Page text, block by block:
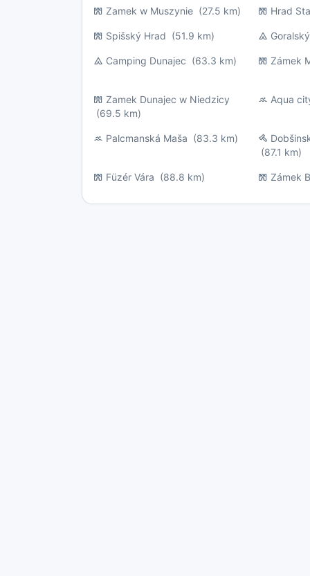
Zamek w Muszynie (27.5 km) Hrad
Spišský Hrad (51.9 km)
Camping Dunajec (63.3 km) Zámek
Zamek Dunajec w Niedzicy
(69.5 km)
Aqua
Palcmanská Maša (83.3 km)
(87.1 km)
Füzér Vára (88.8 km) Zámek